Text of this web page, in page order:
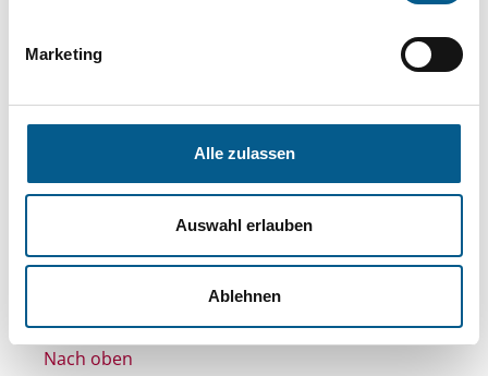
Marketing
Alle zulassen
Auswahl erlauben
Ablehnen
Aktive Filter:
Nichts gefunden für "".
Nach oben